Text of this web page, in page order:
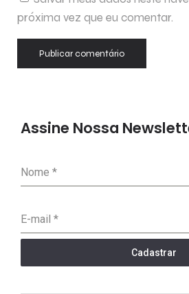
próxima vez que eu comentar.
Assine Nossa
Nome *
E-mail *
Cadastrar